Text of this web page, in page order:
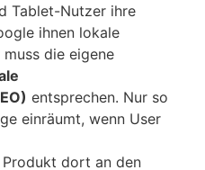
Tablet-Nutzer ihre
ihnen lokale
die eigene
entsprechen. Nur so
einräumt, wenn User
Produkt dort an den